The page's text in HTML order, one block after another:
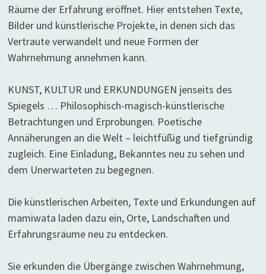
Räume der Erfahrung eröffnet. Hier entstehen Texte,
Bilder und künstlerische Projekte, in denen sich das
Vertraute verwandelt und neue Formen der
Wahrnehmung annehmen kann.
KUNST, KULTUR und ERKUNDUNGEN jenseits des
Spiegels … Philosophisch-magisch-künstlerische
Betrachtungen und Erprobungen. Poetische
Annäherungen an die Welt – leichtfüßig und tiefgründig
zugleich. Eine Einladung, Bekanntes neu zu sehen und
dem Unerwarteten zu begegnen.
Die künstlerischen Arbeiten, Texte und Erkundungen auf
mamiwata laden dazu ein, Orte, Landschaften und
Erfahrungsräume neu zu entdecken.
Sie erkunden die Übergänge zwischen Wahrnehmung,